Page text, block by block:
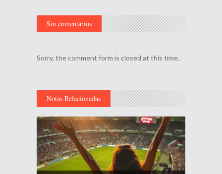
Sin comentarios
Sorry, the comment form is closed at this time.
Notas Relacionadas